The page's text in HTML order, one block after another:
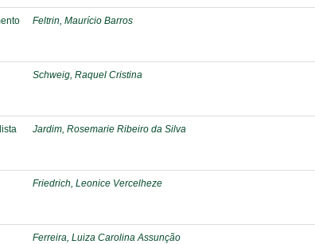
Feltrin, Maurício Barros
Schweig, Raquel Cristina
Jardim, Rosemarie Ribeiro da Silva
Friedrich, Leonice Vercelheze
Ferreira, Luiza Carolina Assunção